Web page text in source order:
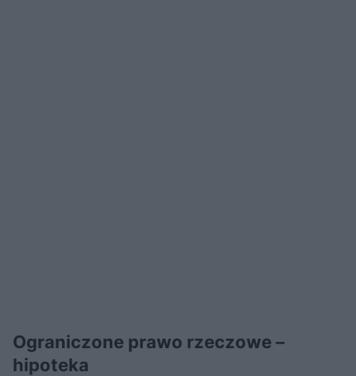
Ograniczone prawo rzeczowe –
hipoteka